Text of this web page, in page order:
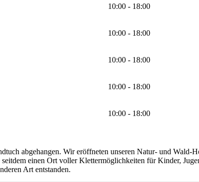
10:00 - 18:00
10:00 - 18:00
10:00 - 18:00
10:00 - 18:00
10:00 - 18:00
abgehangen. Wir eröffneten unseren Natur- und
einen Ort voller Klettermöglichkeiten für Kinder,
Art entstanden.